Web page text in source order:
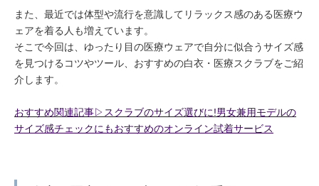
また、最近では体型や流行を意識してリラックス感のある医療ウ
ェアを着る人も増えています。
そこで今回は、ゆったり目の医療ウェアで自分に似合うサイズ感
を見つけるコツやツール、おすすめの白衣・医療スクラブをご紹
介します。
おすすめ関連記事▷スクラブのサイズ選びに!男女兼用モデルの
サイズ感チェックにもおすすめのオンライン試着サービス